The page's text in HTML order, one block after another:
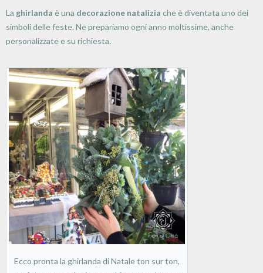
La ghirlanda è una decorazione natalizia che è diventata uno dei
simboli delle feste. Ne prepariamo ogni anno moltissime, anche
personalizzate e su richiesta.
Ecco pronta la ghirlanda di Natale ton sur ton,